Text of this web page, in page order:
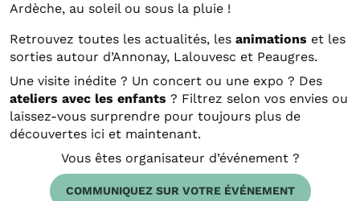
Ardèche, au soleil ou sous la pluie !
Retrouvez toutes les actualités, les animations et les
sorties autour d’Annonay, Lalouvesc et Peaugres.
Une visite inédite ? Un concert ou une expo ? Des
ateliers avec les enfants ? Filtrez selon vos envies ou
laissez-vous surprendre pour toujours plus de
découvertes ici et maintenant.
Vous êtes organisateur d’événement ?
COMMUNIQUEZ SUR VOTRE ÉVÉNEMENT